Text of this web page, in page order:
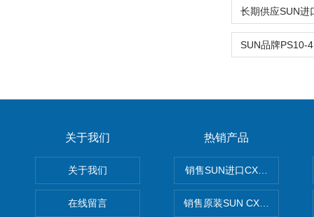
关于我们
关于我们
在线留言
热销产品
销售SUN进口CXGDXCN插
销售原装SUN CXJAXCN全